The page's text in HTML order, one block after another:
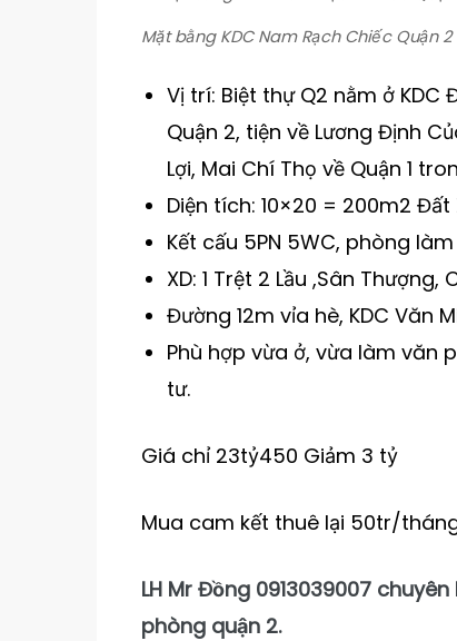
Mặt bằng KDC Nam Rạch Chiếc Quận 2
Vị trí: Biệt thự Q2 nằm ở KDC
Quận 2, tiện về Lương Định
Lợi, Mai Chí Thọ về Quận 1
Diện tích: 10×20 = 200m2
Kết cấu 5PN 5WC, phòng
XD: 1 Trệt 2 Lầu ,Sân
Đường 12m vỉa hè, KDC Văn
Phù hợp vừa ở, vừa làm văn
tư.
Giá chỉ 23tỷ450 Giảm 3 tỷ
Mua cam kết thuê lại 50tr/
LH Mr Đồng 0913039007
phòng quận 2.